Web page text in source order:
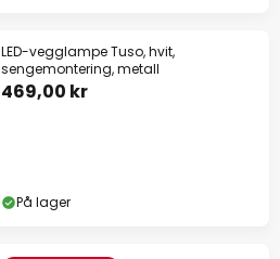
LED-vegglampe Tuso, hvit,
sengemontering, metall
469,00 kr
På lager